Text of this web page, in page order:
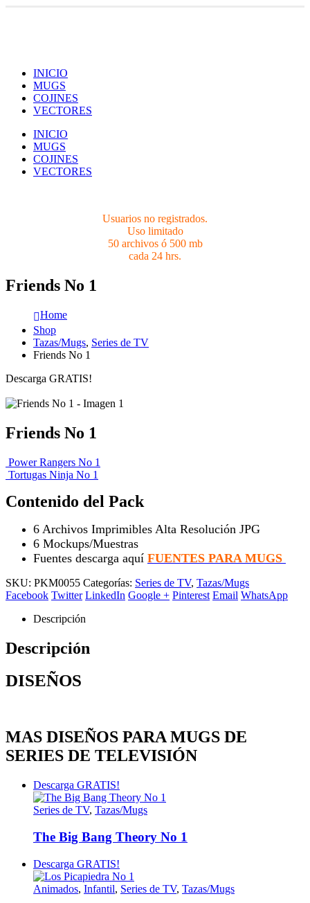
INICIO
MUGS
COJINES
VECTORES
INICIO
MUGS
COJINES
VECTORES
Usuarios no registrados.
Uso limitado
50 archivos ó 500 mb
cada 24 hrs.
Friends No 1
Home
Shop
Tazas/Mugs, Series de TV
Friends No 1
Descarga GRATIS!
Friends No 1
Power Rangers No 1
Tortugas Ninja No 1
Contenido del Pack
6 Archivos Imprimibles Alta Resolución JPG
6 Mockups/Muestras
Fuentes descarga aquí FUENTES PARA MUGS
SKU: PKM0055 Categorías: Series de TV, Tazas/Mugs
Facebook Twitter LinkedIn Google + Pinterest Email WhatsApp
Descripción
Descripción
DISEÑOS
MAS DISEÑOS PARA MUGS DE
SERIES DE TELEVISIÓN
Descarga GRATIS!
Series de TV, Tazas/Mugs
The Big Bang Theory No 1
Descarga GRATIS!
Animados, Infantil, Series de TV, Tazas/Mugs